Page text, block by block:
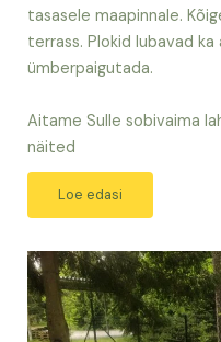
tasasele maapinnale.
terrass. Plokid lubavad ka
ümberpaigutada.
Aitame Sulle sobivaima
näited
Loe edasi